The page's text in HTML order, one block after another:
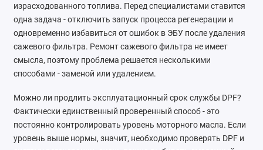
израсходованного топлива. Перед специалистами ставится
одна задача - отключить запуск процесса регенерации и
одновременно избавиться от ошибок в ЭБУ после удаления
сажевого фильтра. Ремонт сажевого фильтра не имеет
смысла, поэтому проблема решается несколькими
способами - заменой или удалением.
Можно ли продлить эксплуатационный срок службы DPF?
Фактически единственный проверенный способ - это
постоянно контролировать уровень моторного масла. Если
уровень выше нормы, значит, необходимо проверять DPF и